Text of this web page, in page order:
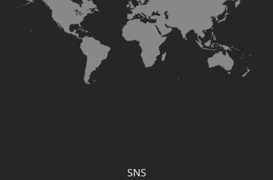
SNS